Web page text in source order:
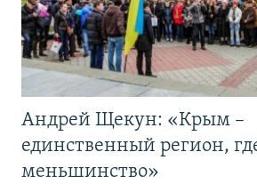
Андрей Щекун: «Крым –
единственный регион,
меньшинство»